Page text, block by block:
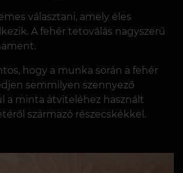
választani, amely éles
A fehér tetoválás nagyszerű
hogy a munka során a fehér
semmilyen szennyező
a minta átviteléhez használt
származó részecskékkel.